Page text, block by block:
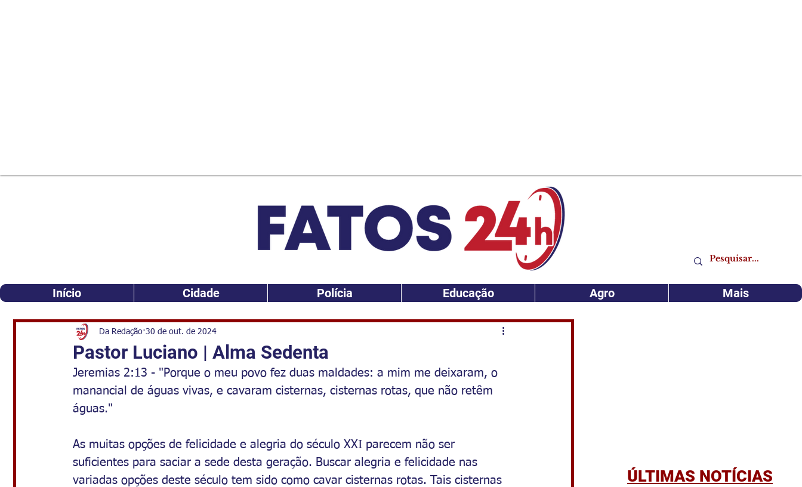
Início Cidade Polícia Educação Agro Mais
Pastor Luciano | Alma Sedenta
Da Redação 30 de out. de 2024
Jeremias 2:13 - "Porque o meu povo fez duas maldades: a mim me deixaram, o
manancial de águas vivas, e cavaram cisternas, cisternas rotas, que não retêm
águas."
As muitas opções de felicidade e alegria do século XXI parecem não ser
suficientes para saciar a sede desta geração. Buscar alegria e felicidade nas
variadas opções deste século tem sido como cavar cisternas rotas. Tais cisternas
ÚLTIMAS NOTÍCIAS